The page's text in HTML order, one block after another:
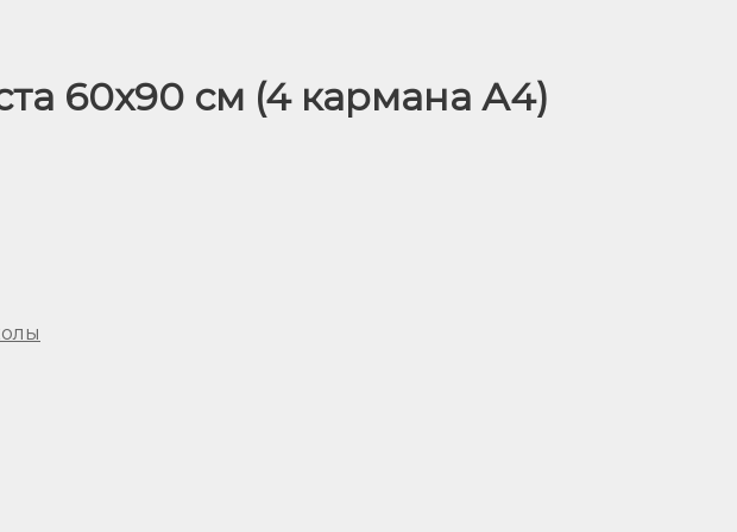
60х90 см (4 кармана А4)